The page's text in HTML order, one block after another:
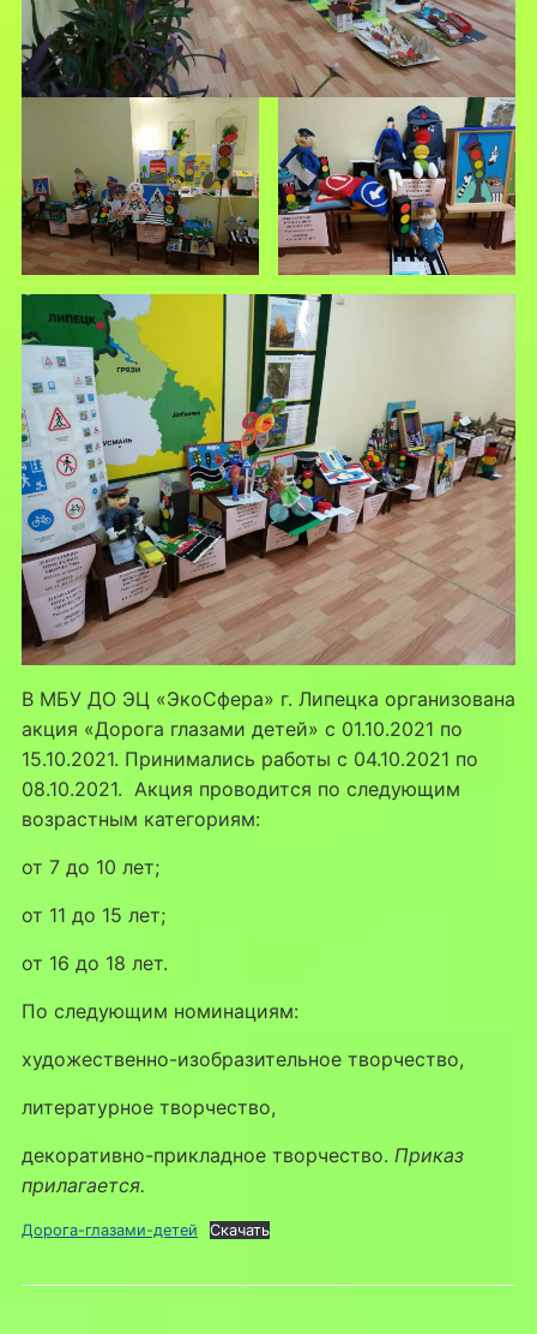
В МБУ ДО ЭЦ «ЭкоСфера» г. Липецка организована
акция «Дорога глазами детей» с 01.10.2021 по
15.10.2021. Принимались работы с 04.10.2021 по
08.10.2021. Акция проводится по следующим
возрастным категориям:
от 7 до 10 лет;
от 11 до 15 лет;
от 16 до 18 лет.
По следующим номинациям:
художественно-изобразительное творчество,
литературное творчество,
декоративно-прикладное творчество. Приказ
прилагается.
Дорога-глазами-детей Скачать